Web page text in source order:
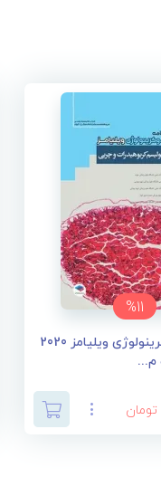
%11
درسنامه اندوکرینولوژی ویلیامز 2020
تومان